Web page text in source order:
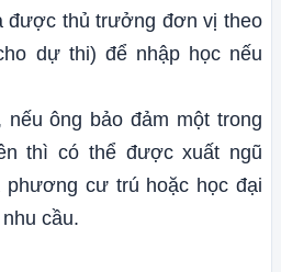
được thủ trưởng đơn vị theo
dự thi) để nhập học nếu
ông bảo đảm một trong
thì có thể được xuất ngũ
cư trú hoặc học đại
cầu.